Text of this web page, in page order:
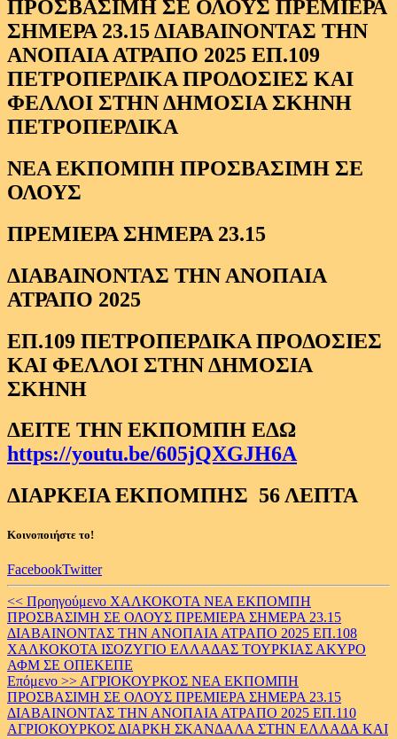
ΠΕΤΡΟΠΕΡΔΙΚΑ
ΝΕΑ ΕΚΠΟΜΠΗ ΠΡΟΣΒΑΣΙΜΗ ΣΕ
ΟΛΟΥΣ
ΠΡΕΜΙΕΡΑ ΣΗΜΕΡΑ 23.15
ΔΙΑΒΑΙΝΟΝΤΑΣ ΤΗΝ ΑΝΟΠΑΙΑ
ΑΤΡΑΠΟ 2025
ΕΠ.109 ΠΕΤΡΟΠΕΡΔΙΚΑ ΠΡΟΔΟΣΙΕΣ
ΚΑΙ ΦΕΛΛΟΙ ΣΤΗΝ ΔΗΜΟΣΙΑ
ΣΚΗΝΗ
ΔΕΙΤΕ ΤΗΝ ΕΚΠΟΜΠΗ ΕΔΩ
https://youtu.be/605jQXGJH6A
ΔΙΑΡΚΕΙΑ ΕΚΠΟΜΠΗΣ 56 ΛΕΠΤΑ
Κοινοποιήστε το!
FacebookTwitter
Continue
Reading
<< Προηγούμενο ΧΑΛΚΟΚΟΤΑ ΝΕΑ ΕΚΠΟΜΠΗ
ΠΡΟΣΒΑΣΙΜΗ ΣΕ ΟΛΟΥΣ ΠΡΕΜΙΕΡΑ ΣΗΜΕΡΑ 23.15
ΔΙΑΒΑΙΝΟΝΤΑΣ ΤΗΝ ΑΝΟΠΑΙΑ ΑΤΡΑΠΟ 2025 ΕΠ.108
ΧΑΛΚΟΚΟΤΑ ΙΣΟΖΥΓΙΟ ΕΛΛΑΔΑΣ ΤΟΥΡΚΙΑΣ ΑΚΥΡΟ
ΑΦΜ ΣΕ ΟΠΕΚΕΠΕ
Επόμενο >> ΑΓΡΙΟΚΟΥΡΚΟΣ ΝΕΑ ΕΚΠΟΜΠΗ
ΠΡΟΣΒΑΣΙΜΗ ΣΕ ΟΛΟΥΣ ΠΡΕΜΙΕΡΑ ΣΗΜΕΡΑ 23.15
ΔΙΑΒΑΙΝΟΝΤΑΣ ΤΗΝ ΑΝΟΠΑΙΑ ΑΤΡΑΠΟ 2025 ΕΠ.110
ΑΓΡΙΟΚΟΥΡΚΟΣ ΔΙΑΡΚΗ ΣΚΑΝΔΑΛΑ ΣΤΗΝ ΕΛΛΑΔΑ ΚΑΙ